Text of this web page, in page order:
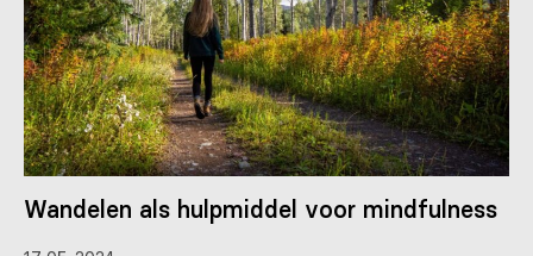
Wandelen als hulpmiddel voor mindfulness